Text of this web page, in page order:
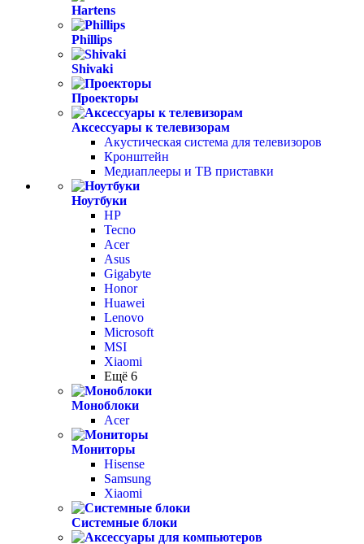
Hartens
Phillips
Shivaki
Проекторы
Аксессуары к телевизорам
Акустическая система для телевизоров
Кронштейн
Медиаплееры и ТВ приставки
Ноутбуки
HP
Tecno
Acer
Asus
Gigabyte
Honor
Huawei
Lenovo
Microsoft
MSI
Xiaomi
Ещё 6
Моноблоки
Acer
Мониторы
Hisense
Samsung
Xiaomi
Системные блоки